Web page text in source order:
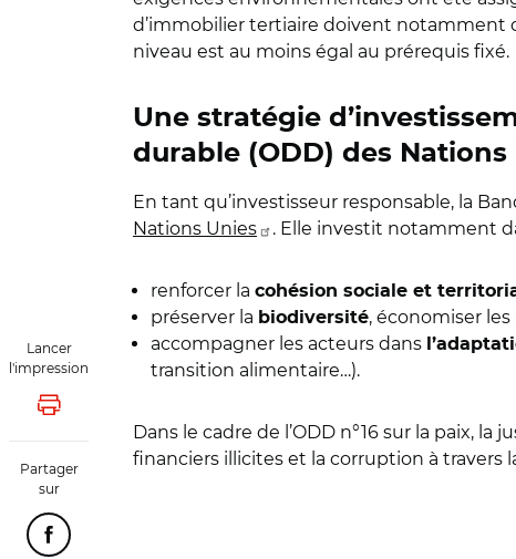
Lancer
l'impression
Lancer l'impression
Partager
sur
Partager cette page sur Facebook
d’immobilier tertiaire doivent notamment
niveau est au moins égal au prérequis fixé.
Une stratégie
durable (ODD) des Nations
En tant qu’investisseur responsable, la
Nations Unies
. Elle investit notamment
renforcer la cohésion sociale et
préserver la biodiversité, économiser les
accompagner les acteurs dans
transition alimentaire…).
Dans le cadre de l’ODD n°16 sur la paix,
financiers illicites et la corruption à travers